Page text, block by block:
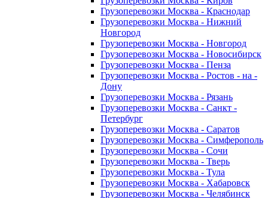
Грузоперевозки Москва - Краснодар
Грузоперевозки Москва - Нижний
Новгород
Грузоперевозки Москва - Новгород
Грузоперевозки Москва - Новосибирск
Грузоперевозки Москва - Пенза
Грузоперевозки Москва - Ростов - на -
Дону
Грузоперевозки Москва - Рязань
Грузоперевозки Москва - Санкт -
Петербург
Грузоперевозки Москва - Саратов
Грузоперевозки Москва - Симферополь
Грузоперевозки Москва - Сочи
Грузоперевозки Москва - Тверь
Грузоперевозки Москва - Тула
Грузоперевозки Москва - Хабаровск
Грузоперевозки Москва - Челябинск